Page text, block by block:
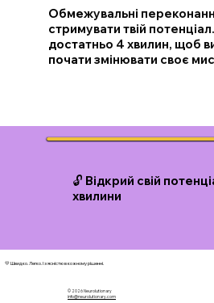
Обмежувальні
стримувати твій
достатньо 4 хвилин, щоб
почати змінювати своє
🔓 Відкрий свій
хвилини
💛 Швидко. Легко. І з ясністю в кожному рішенні.
© 2026 Neurolutionary
info@neurolutionary.com